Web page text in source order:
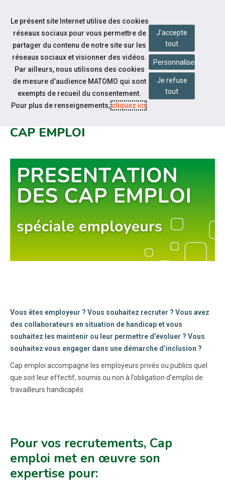
Aller au contenu
Qui sommes-nous ?
VOUS ÊTES UN EMPLOYEUR ?
CAP EMPLOI
Vous êtes employeur ? Vous souhaitez recruter ? Vous avez
des collaborateurs en situation de handicap et vous
souhaitez les maintenir ou leur permettre d’évoluer ? Vous
souhaitez vous engager dans une démarche d’inclusion ?
Cap emploi accompagne les employeurs privés ou publics quel
que soit leur effectif, soumis ou non à l’obligation d’emploi de
travailleurs handicapés
Pour vos recrutements, Cap
emploi met en œuvre son
expertise pour:
Le présent site Internet utilise des cookies
réseaux sociaux pour vous permettre de
partager du contenu de notre site sur les
réseaux sociaux et visionner des vidéos.
Par ailleurs, nous utilisons des cookies
de mesure d’audience MATOMO qui sont
exempts de recueil du consentement.
Pour plus de renseignements,cliquez ici.
J'accepte
tout
Personnaliser
Je refuse
tout